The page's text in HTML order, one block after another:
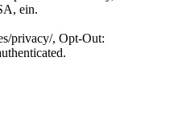
ein.
privacy/, Opt-Out: